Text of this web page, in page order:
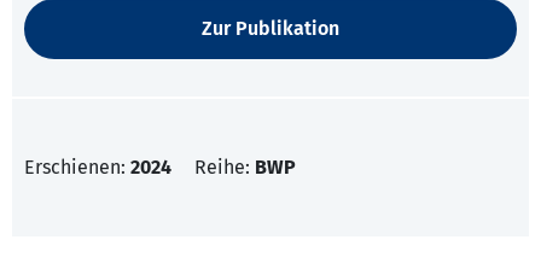
Zur Publikation
Erschienen: 2024 Reihe: BWP